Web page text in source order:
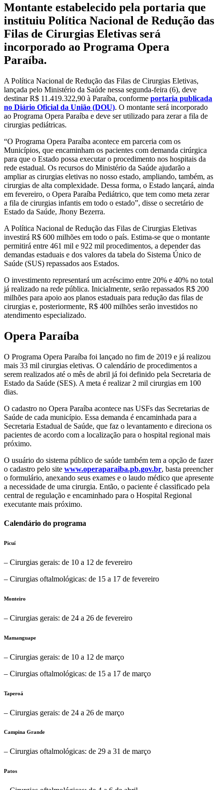
Montante estabelecido pela portaria que
instituiu Política Nacional de Redução das
Filas de Cirurgias Eletivas será
incorporado ao Programa Opera
Paraíba.
A Política Nacional de Redução das Filas de Cirurgias Eletivas,
lançada pelo Ministério da Saúde nessa segunda-feira (6), deve
destinar R$ 11.419.322,90 à Paraíba, conforme portaria publicada
no Diário Oficial da União (DOU). O montante será incorporado
ao Programa Opera Paraíba e deve ser utilizado para zerar a fila de
cirurgias pediátricas.
“O Programa Opera Paraíba acontece em parceria com os
Municípios, que encaminham os pacientes com demanda cirúrgica
para que o Estado possa executar o procedimento nos hospitais da
rede estadual. Os recursos do Ministério da Saúde ajudarão a
ampliar as cirurgias eletivas no nosso estado, ampliando, também, as
cirurgias de alta complexidade. Dessa forma, o Estado lançará, ainda
em fevereiro, o Opera Paraíba Pediátrico, que tem como meta zerar
a fila de cirurgias infantis em todo o estado”, disse o secretário de
Estado da Saúde, Jhony Bezerra.
A Política Nacional de Redução das Filas de Cirurgias Eletivas
investirá R$ 600 milhões em todo o país. Estima-se que o montante
permitirá entre 461 mil e 922 mil procedimentos, a depender das
demandas estaduais e dos valores da tabela do Sistema Único de
Saúde (SUS) repassados aos Estados.
O investimento representará um acréscimo entre 20% e 40% no total
já realizado na rede pública. Inicialmente, serão repassados R$ 200
milhões para apoio aos planos estaduais para redução das filas de
cirurgias e, posteriormente, R$ 400 milhões serão investidos no
atendimento especializado.
Opera Paraíba
O Programa Opera Paraíba foi lançado no fim de 2019 e já realizou
mais 33 mil cirurgias eletivas. O calendário de procedimentos a
serem realizados até o mês de abril já foi definido pela Secretaria de
Estado da Saúde (SES). A meta é realizar 2 mil cirurgias em 100
dias.
O cadastro no Opera Paraíba acontece nas USFs das Secretarias de
Saúde de cada município. Essa demanda é encaminhada para a
Secretaria Estadual de Saúde, que faz o levantamento e direciona os
pacientes de acordo com a localização para o hospital regional mais
próximo.
O usuário do sistema público de saúde também tem a opção de fazer
o cadastro pelo site www.operaparaiba.pb.gov.br, basta preencher
o formulário, anexando seus exames e o laudo médico que apresente
a necessidade de uma cirurgia. Então, o paciente é classificado pela
central de regulação e encaminhado para o Hospital Regional
executante mais próximo.
Calendário do programa
Picuí
– Cirurgias gerais: de 10 a 12 de fevereiro
– Cirurgias oftalmológicas: de 15 a 17 de fevereiro
Monteiro
– Cirurgias gerais: de 24 a 26 de fevereiro
Mamanguape
– Cirurgias gerais: de 10 a 12 de março
– Cirurgias oftalmológicas: de 15 a 17 de março
Taperoá
– Cirurgias gerais: de 24 a 26 de março
Campina Grande
– Cirurgias oftalmológicas: de 29 a 31 de março
Patos